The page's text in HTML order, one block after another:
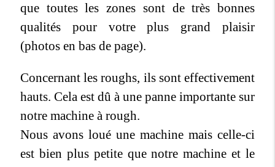
que toutes les zones sont de très bonnes
qualités pour votre plus grand plaisir
(photos en bas de page).
Concernant les roughs, ils sont effectivement
hauts. Cela est dû à une panne importante sur
notre machine à rough.
Nous avons loué une machine mais celle-ci
est bien plus petite que notre machine et le